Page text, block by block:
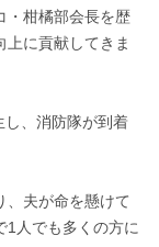
・柑橘部会長を歴
に貢献してきま
、消防隊が到着
、夫が命を懸けて
1人でも多くの方に